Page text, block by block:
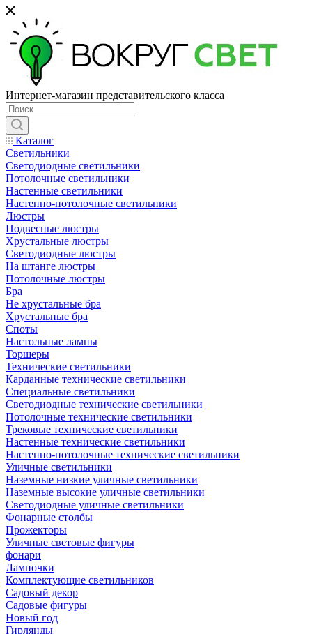
Интернет-магазин представительского класса
Каталог
Светильники
Светодиодные светильники
Потолочные светильники
Настенные светильники
Настенно-потолочные светильники
Люстры
Подвесные люстры
Хрустальные люстры
Светодиодные люстры
На штанге люстры
Потолочные люстры
Бра
Не хрустальные бра
Хрустальные бра
Споты
Настольные лампы
Торшеры
Технические светильники
Карданные технические светильники
Специальные светильники
Светодиодные технические светильники
Потолочные технические светильники
Трековые технические светильники
Настенные технические светильники
Настенно-потолочные технические светильники
Уличные светильники
Наземные низкие уличные светильники
Наземные высокие уличные светильники
Светодиодные уличные светильники
Фонарные столбы
Прожекторы
Уличные световые фигуры
фонари
Лампочки
Комплектующие светильников
Садовый декор
Садовые фигуры
Новый год
Гирлянды